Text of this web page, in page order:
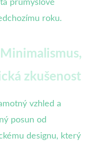
průmyslové
roku.
zkušenost
vzhled a
posun od
designu, který